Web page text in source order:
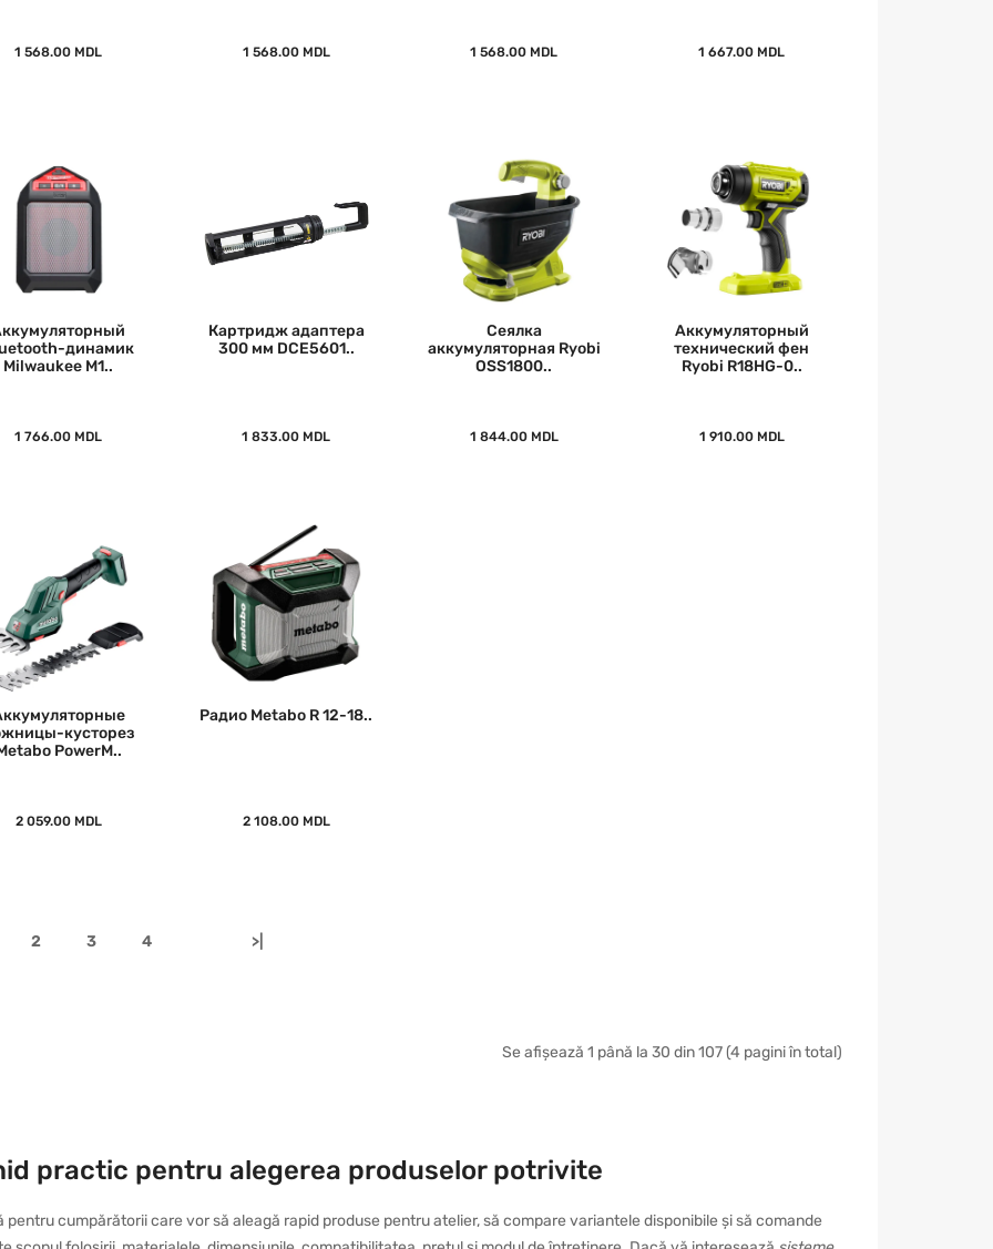
1 568.00 MDL 1 568.00 MDL 1 568.00 MDL 1 667.00 MDL
динамик
Milwaukee M1..
1 766.00 MDL
Картридж адаптера
300 мм DCE5601..
1 833.00 MDL
Сеялка
аккумуляторная Ryobi
OSS1800..
1 844.00 MDL
Аккумуляторный
технический фен
Ryobi R18HG-0..
1 910.00 MDL
кусторез
PowerM..
2 059.00 MDL
Радио Metabo R 12-18..
2 108.00 MDL
2 3 4 >|
Se afișează 1 până la 30 din 107 (4 pagini în total)
practic pentru alegerea produselor potrivite
cumpărătorii care vor să aleagă rapid produse pentru atelier, să compare variantele disponibile și să comande